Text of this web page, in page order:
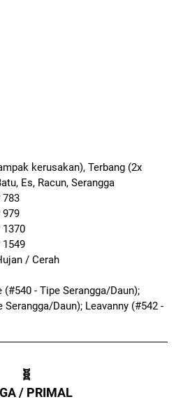
kerusakan), Terbang (2x
Es, Racun, Serangga
/ Cerah
- Tipe Serangga/Daun);
Daun); Leavanny (#542 -
🧬
/ PRIMAL